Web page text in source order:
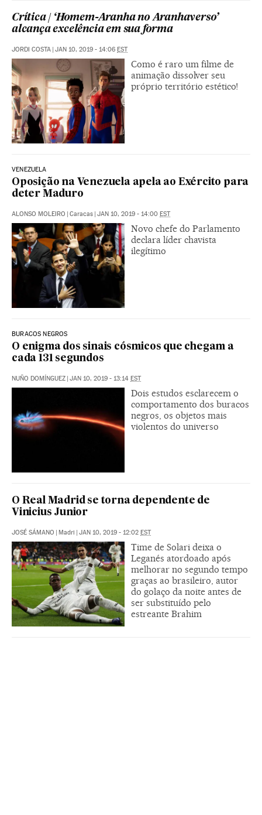
Crítica | ‘Homem-Aranha no Aranhaverso’
alcança excelência em sua forma
JORDI COSTA JAN 10, 2019 - 14:06 EST
Como é raro um filme de
animação dissolver seu
próprio território estético!
VENEZUELA
Oposição na Venezuela apela ao Exército para
deter Maduro
ALONSO MOLEIRO | Caracas | JAN 10, 2019 - 14:00 EST
Novo chefe do Parlamento
declara líder chavista
ilegítimo
BURACOS NEGROS
O enigma dos sinais cósmicos que chegam a
cada 131 segundos
NUÑO DOMÍNGUEZ | JAN 10, 2019 - 13:14 EST
Dois estudos esclarecem o
comportamento dos buracos
negros, os objetos mais
violentos do universo
O Real Madrid se torna dependente de
Vinicius Junior
JOSÉ SÁMANO | Madri | JAN 10, 2019 - 12:02 EST
Time de Solari deixa o
Leganés atordoado após
melhorar no segundo tempo
graças ao brasileiro, autor
do golaço da noite antes de
ser substituído pelo
estreante Brahim